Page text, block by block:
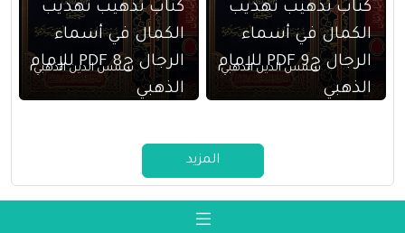
كتاب تذهيب تهذيب
الكمال في أسماء
الرجال ج9 PDF للإمام
الذهبي
شمس الدين الذهبي
كتاب تذهيب تهذيب
الكمال في أسماء
الرجال ج8 PDF للإمام
الذهبي
شمس الدين الذهبي
المزيد